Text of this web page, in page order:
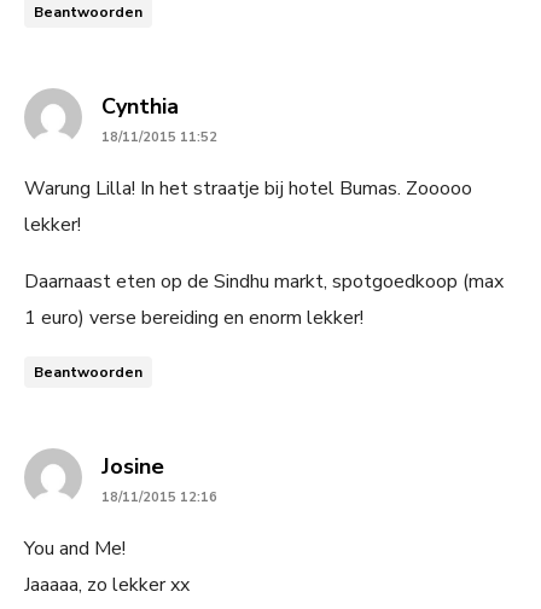
Beantwoorden
Cynthia
18/11/2015 11:52
Warung Lilla! In het straatje bij hotel Bumas. Zooooo
lekker!
Daarnaast eten op de Sindhu markt, spotgoedkoop (max
1 euro) verse bereiding en enorm lekker!
Beantwoorden
Josinesays:
18/11/2015 12:16
You and Me!
Jaaaaa, zo lekker xx